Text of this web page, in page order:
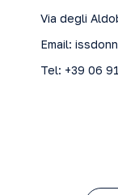
Via degli
Email:
Tel: +39 06